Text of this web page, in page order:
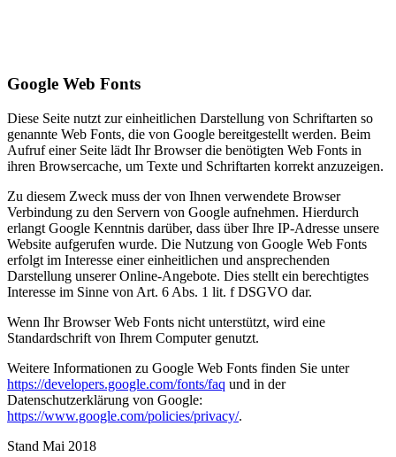
Google Web Fonts
Diese Seite nutzt zur einheitlichen Darstellung von Schriftarten so
genannte Web Fonts, die von Google bereitgestellt werden. Beim
Aufruf einer Seite lädt Ihr Browser die benötigten Web Fonts in
ihren Browsercache, um Texte und Schriftarten korrekt anzuzeigen.
Zu diesem Zweck muss der von Ihnen verwendete Browser
Verbindung zu den Servern von Google aufnehmen. Hierdurch
erlangt Google Kenntnis darüber, dass über Ihre IP-Adresse unsere
Website aufgerufen wurde. Die Nutzung von Google Web Fonts
erfolgt im Interesse einer einheitlichen und ansprechenden
Darstellung unserer Online-Angebote. Dies stellt ein berechtigtes
Interesse im Sinne von Art. 6 Abs. 1 lit. f DSGVO dar.
Wenn Ihr Browser Web Fonts nicht unterstützt, wird eine
Standardschrift von Ihrem Computer genutzt.
Weitere Informationen zu Google Web Fonts finden Sie unter
https://developers.google.com/fonts/faq und in der
Datenschutzerklärung von Google:
https://www.google.com/policies/privacy/.
Stand Mai 2018